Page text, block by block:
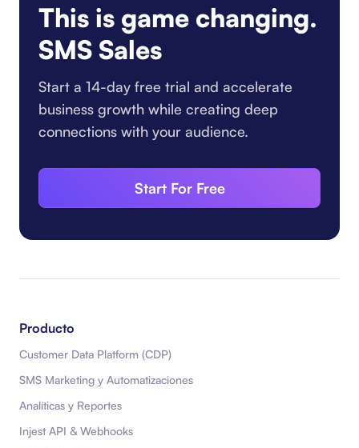
This is game changing.
SMS Sales
Start a 14-day free trial and accelerate
business growth while creating deep
connections with your audience.
Start For Free
Producto
Customer Data Platform (CDP)
SMS Marketing y Automatizaciones
Analíticas y Reportes
Injest API & Webhooks